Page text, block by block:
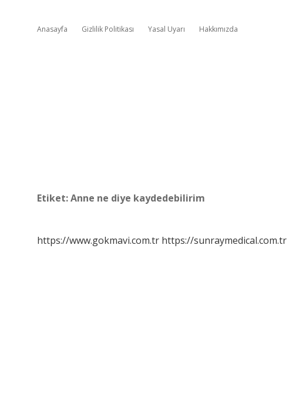
Anasayfa Gizlilik Politikası Yasal Uyarı Hakkımızda
Etiket:Anne ne diye kaydedebilirim
https://www.gokmavi.com.tr https://sunraymedical.com.tr